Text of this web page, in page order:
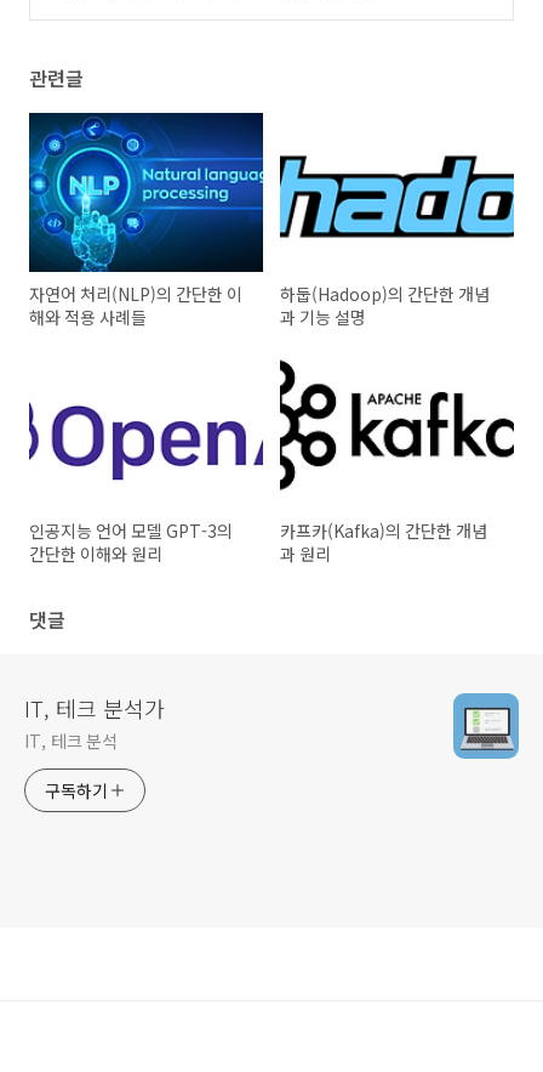
관련글
자연어 처리(NLP)의 간단한 이
해와 적용 사례들
하둡(Hadoop)의 간단한 개념
과 기능 설명
인공지능 언어 모델 GPT-3의
간단한 이해와 원리
카프카(Kafka)의 간단한 개념
과 원리
댓글
IT, 테크 분석가
IT, 테크 분석
구독하기